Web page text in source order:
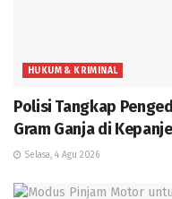
HUKUM & KRIMINAL
Polisi Tangkap
Gram Ganja di
Selasa, 4 Agu 2026